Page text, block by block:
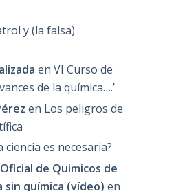
y (la falsa)
en VI Curso de
de la química….’
en Los peligros de
ciencia es necesaria?
de Quimicos de
sin química (vídeo) en